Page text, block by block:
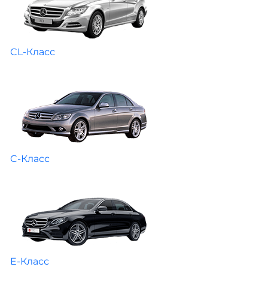
CL-Класс
C-Класс
E-Класс